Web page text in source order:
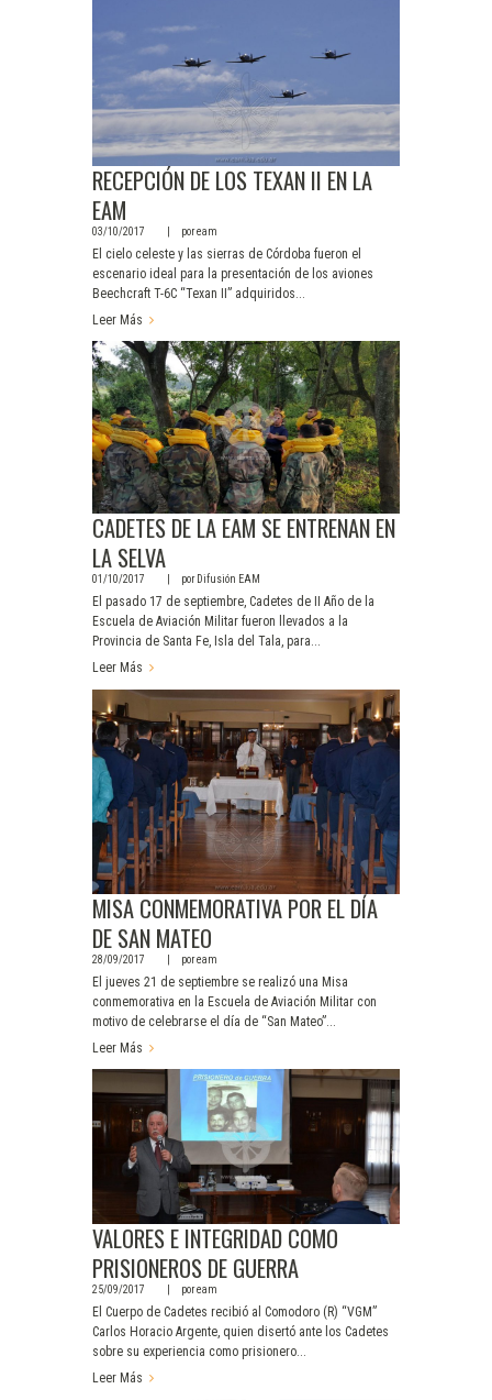
RECEPCIÓN DE LOS TEXAN II EN LA
EAM
03/10/2017 poream
El cielo celeste y las sierras de Córdoba fueron el
escenario ideal para la presentación de los aviones
Beechcraft T-6C “Texan II” adquiridos...
Leer Más
CADETES DE LA EAM SE ENTRENAN EN
LA SELVA
01/10/2017 porDifusión EAM
El pasado 17 de septiembre, Cadetes de II Año de la
Escuela de Aviación Militar fueron llevados a la
Provincia de Santa Fe, Isla del Tala, para...
Leer Más
MISA CONMEMORATIVA POR EL DÍA
DE SAN MATEO
28/09/2017 poream
El jueves 21 de septiembre se realizó una Misa
conmemorativa en la Escuela de Aviación Militar con
motivo de celebrarse el día de “San Mateo”...
Leer Más
VALORES E INTEGRIDAD COMO
PRISIONEROS DE GUERRA
25/09/2017 poream
El Cuerpo de Cadetes recibió al Comodoro (R) “VGM”
Carlos Horacio Argente, quien disertó ante los Cadetes
sobre su experiencia como prisionero...
Leer Más